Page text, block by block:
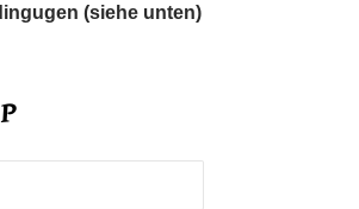
(siehe unten)